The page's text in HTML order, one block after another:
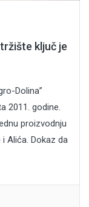
ključ je
Dolina”
2011. godine.
proizvodnju
Alića. Dokaz da